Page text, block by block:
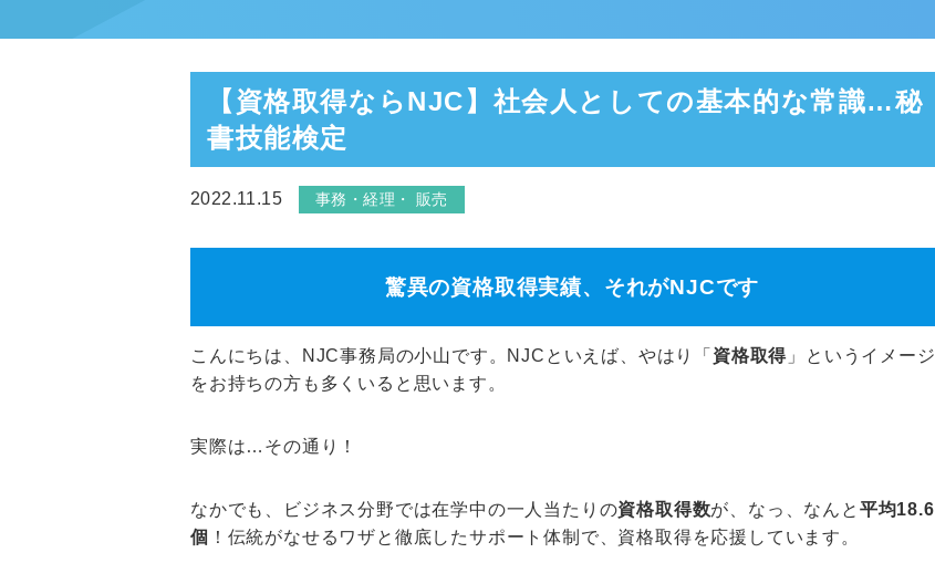
【資格取得ならNJC】社会人としての基本的な常識…秘
書技能検定
2022.11.15 事務・経理・ 販売
驚異の資格取得実績、それがNJCです
こんにちは、NJC事務局の小山です。NJCといえば、やはり「 資格取得 」というイメージ
をお持ちの方も多くいると思います。
実際は…その通り！
なかでも、ビジネス分野では在学中の一人当たりの資格取得数が、なっ、なんと 平均18.6
個 ！伝統がなせるワザと徹底したサポート体制で、資格取得を応援しています。